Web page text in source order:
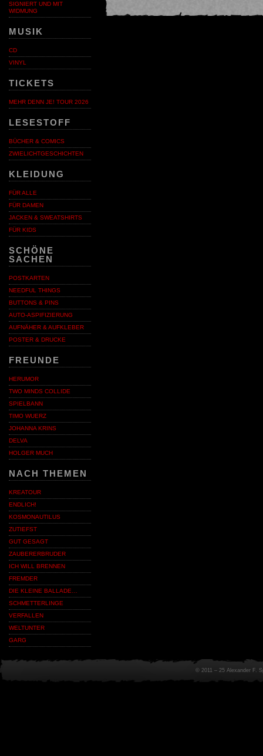
SIGNIERT UND MIT
WIDMUNG
MUSIK
CD
VINYL
TICKETS
MEHR DENN JE! TOUR 2026
LESESTOFF
BÜCHER & COMICS
ZWIELICHTGESCHICHTEN
KLEIDUNG
FÜR ALLE
FÜR DAMEN
JACKEN & SWEATSHIRTS
FÜR KIDS
SCHÖNE
SACHEN
POSTKARTEN
NEEDFUL THINGS
BUTTONS & PINS
AUTO-ASPIFIZIERUNG
AUFNÄHER & AUFKLEBER
POSTER & DRUCKE
FREUNDE
HERUMOR
TWO MINDS COLLIDE
SPIELBANN
TIMO WUERZ
JOHANNA KRINS
DELVA
HOLGER MUCH
NACH THEMEN
KREATOUR
ENDLICH!
KOSMONAUTILUS
ZUTIEFST
GUT GESAGT
ZAUBERERBRUDER
ICH WILL BRENNEN
FREMDER
DIE KLEINE BALLADE…
SCHMETTERLINGE
VERFALLEN
WELTUNTER
GARG
© 2011 – 25 Alexander F.